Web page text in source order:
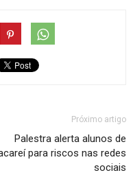
Próximo artigo
Palestra alerta alunos de
para riscos nas redes
sociais